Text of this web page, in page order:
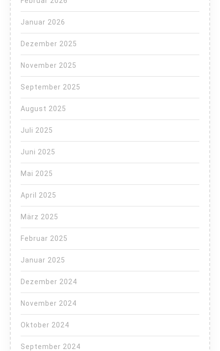
Januar 2026
Dezember 2025
November 2025
September 2025
August 2025
Juli 2025
Juni 2025
Mai 2025
April 2025
März 2025
Februar 2025
Januar 2025
Dezember 2024
November 2024
Oktober 2024
September 2024